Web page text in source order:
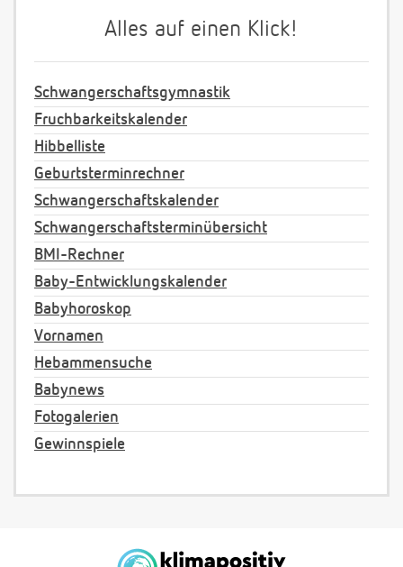
Alles auf einen Klick!
Schwangerschaftsgymnastik
Fruchbarkeitskalender
Hibbelliste
Geburtsterminrechner
Schwangerschaftskalender
Schwangerschaftsterminübersicht
BMI-Rechner
Baby-Entwicklungskalender
Babyhoroskop
Vornamen
Hebammensuche
Babynews
Fotogalerien
Gewinnspiele